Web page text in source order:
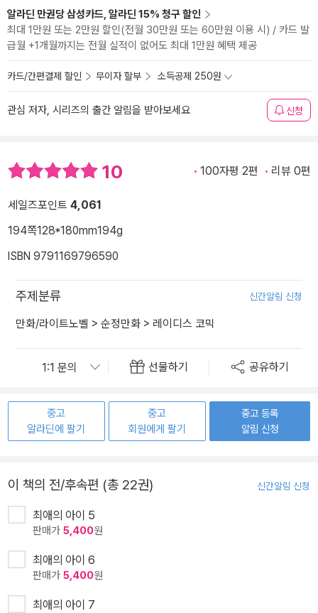
알라딘 만권당 삼성카드, 알라딘 15% 청구 할인
최대 1만원 또는 2만원 할인(전월 30만원 또는 60만원 이용 시) / 카드 발
급월 +1개월까지는 전월 실적이 없어도 최대 1만원 혜택 제공
카드/간편결제 할인 무이자 할부 소득공제 250원
관심 저자, 시리즈의 출간 알림을 받아보세요 신청
10 100자평 2편 리뷰 0편
세일즈포인트 4,061
194쪽128*180mm194g
ISBN 9791169796590
주제분류 신간알림 신청
만화/라이트노벨 > 순정만화 > 레이디스 코믹
선물하기 공유하기
중고
알라딘에 팔기
중고
회원에게 팔기
중고 등록
알림 신청
이 책의 전/후속편 (총 22권) 신간알림 신청
최애의 아이 5
판매가 5,400원
최애의 아이 6
판매가 5,400원
최애의 아이 7